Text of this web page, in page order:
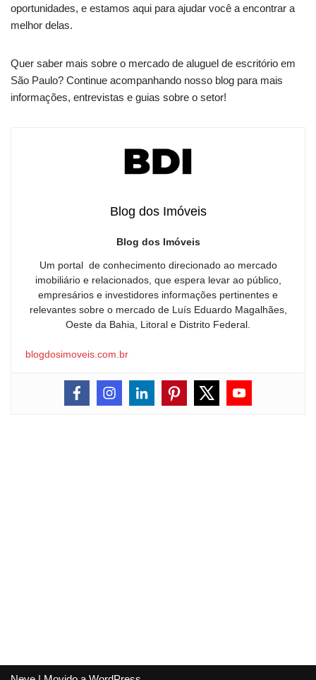
oportunidades, e estamos aqui para ajudar você a encontrar a
melhor delas.
Quer saber mais sobre o mercado de aluguel de escritório em
São Paulo? Continue acompanhando nosso blog para mais
informações, entrevistas e guias sobre o setor!
Blog dos Imóveis
Blog dos Imóveis
Um portal de conhecimento direcionado ao mercado
imobiliário e relacionados, que espera levar ao público,
empresários e investidores informações pertinentes e
relevantes sobre o mercado de Luís Eduardo Magalhães,
Oeste da Bahia, Litoral e Distrito Federal.
blogdosimoveis.com.br